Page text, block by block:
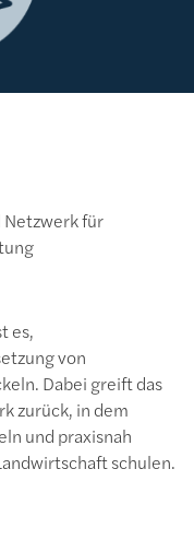
für
es,
von
Dabei greift das
zurück, in dem
und praxisnah
schulen.